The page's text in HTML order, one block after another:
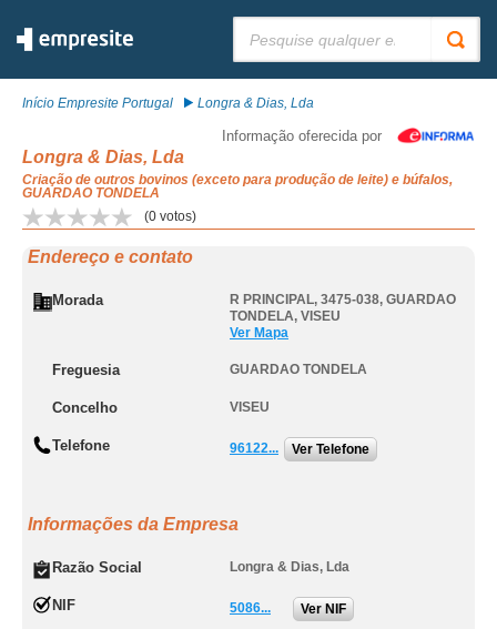
Início Empresite Portugal Longra & Dias, Lda
Informação oferecida por
Longra & Dias, Lda
Criação de outros bovinos (exceto para produção de leite) e búfalos,
GUARDAO TONDELA
(0 votos)
Endereço e contato
Morada R PRINCIPAL, 3475-038, GUARDAO
TONDELA, VISEU
Ver Mapa
Freguesia GUARDAO TONDELA
Concelho VISEU
Telefone 96122... Ver Telefone
Informações da Empresa
Razão Social Longra & Dias, Lda
NIF 5086... Ver NIF